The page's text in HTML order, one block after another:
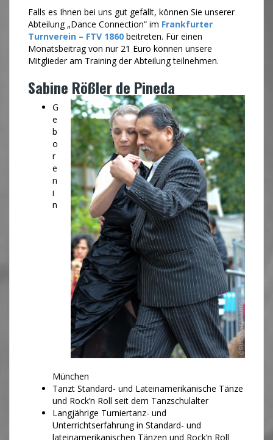
Falls es Ihnen bei uns gut gefällt, können Sie unserer
Abteilung „Dance Connection“ im Frankfurter
Turnverein – FTV 1860 beitreten. Für einen
Monatsbeitrag von nur 21 Euro können unsere
Mitglieder am Training der Abteilung teilnehmen.
Sabine Rößler de Pineda
G
e
b
o
r
e
n
i
n
München
Tanzt Standard- und Lateinamerikanische Tänze
und Rock’n Roll seit dem Tanzschulalter
Langjährige Turniertanz- und
Unterrichtserfahrung in Standard- und
lateinamerikanischen Tänzen und Rock’n Roll